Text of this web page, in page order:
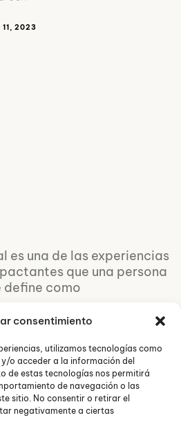
consentimiento
utilizamos tecnologías como
o acceder a la información del
de estas tecnologías nos permitirá
de navegación o las
sitio. No consentir o retirar el
negativamente a ciertas
11, 2023
es una de las experiencias
que una persona
define como